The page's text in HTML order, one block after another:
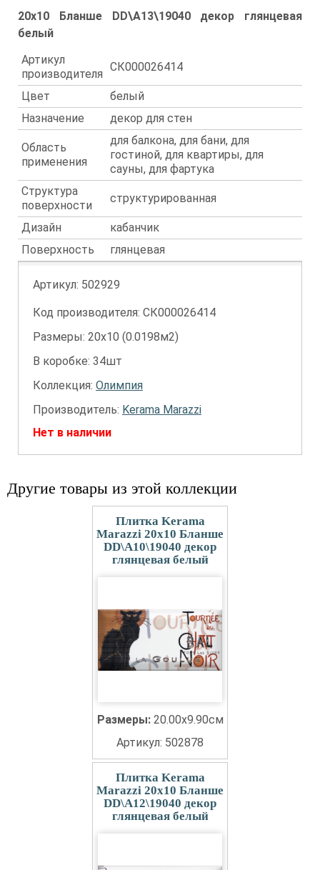
20x10 Бланше DD\A13\19040 декор глянцевая
белый
Артикул
производителя
СК000026414
Цвет
белый
Назначение
декор для стен
Область
применения
для балкона, для бани, для
гостиной, для квартиры, для
сауны, для фартука
Структура
поверхности
структурированная
Дизайн
кабанчик
Поверхность
глянцевая
Артикул: 502929
Код производителя: СК000026414
Размеры: 20х10 (0.0198м2)
В коробке: 34шт
Коллекция: Олимпия
Производитель: Kerama Marazzi
Нет в наличии
Другие товары из этой коллекции
Плитка Kerama
Marazzi 20x10 Бланше
DD\A10\19040 декор
глянцевая белый
Размеры: 20.00x9.90см
Артикул: 502878
Плитка Kerama
Marazzi 20x10 Бланше
DD\A12\19040 декор
глянцевая белый